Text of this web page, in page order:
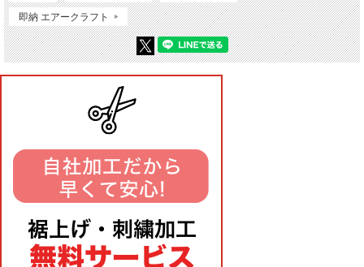
即納 エアークラフト